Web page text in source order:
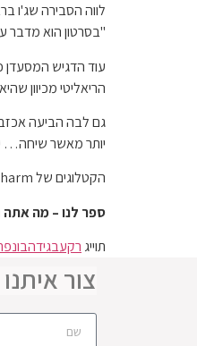
לווה הסבירה שג'ו
"בסרטון הוא מדבר
עוד הדגיש המסעדן
הריאליטי מכיוון
גם לבה הביעה
יותר מאשר שיחה…
הקטלוגים של Southern Charm ובית קיץ זורמים ב-Peacock.
ספר לנו – מה
תוייג רקעבגידה
צור